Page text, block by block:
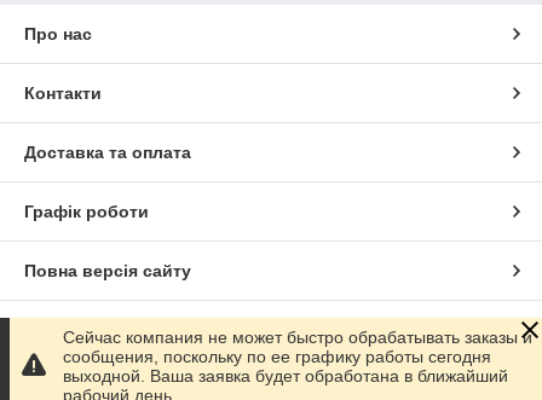
Про нас
Контакти
Доставка та оплата
Графік роботи
Повна версія сайту
Сайт створено на маркетплейсі Prom.ua
Політика конфіденційності
Сейчас компания не может быстро обрабатывать заказы и
сообщения, поскольку по ее графику работы сегодня
выходной. Ваша заявка будет обработана в ближайший
рабочий день.